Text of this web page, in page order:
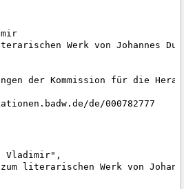
Werk von Johannes
der Kommission für die
de/000782777
Vladimir",
literarischen Werk von